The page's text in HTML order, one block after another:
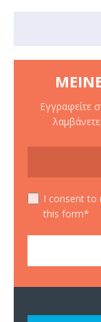
Εγγραφείτε
I consent to
this form*